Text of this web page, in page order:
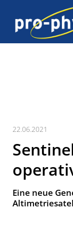
22.06.2021
Eine neue